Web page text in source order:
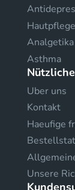
Hautpflege
Analgetika
Asthma
Uber uns
Kontakt
Haeufige
Unsere